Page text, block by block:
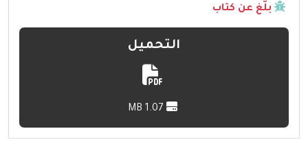
بلّغ عن كتاب
التحميل